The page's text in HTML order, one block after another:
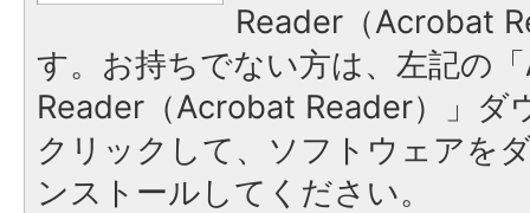
Reader（Acrobat
す。お持ちでない方は、左記の
Reader（Acrobat Reader）」ダ
クリックして、ソフトウェアを
ンストールしてください。